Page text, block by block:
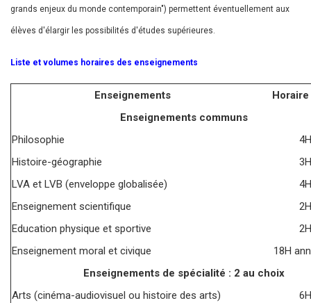
grands enjeux du monde contemporain") permettent éventuellement aux
élèves d'élargir les possibilités d'études supérieures.
Liste et volumes horaires des enseignements
Enseignements
Enseignements communs
Philosophie
4H
Histoire-géographie
3H
LVA et LVB (enveloppe globalisée)
4H
Enseignement scientifique
2H
Education physique et sportive
2H
Enseignement moral et civique
18H
Enseignements de spécialité : 2 au choix
Arts (cinéma-audiovisuel ou histoire des arts)
6H